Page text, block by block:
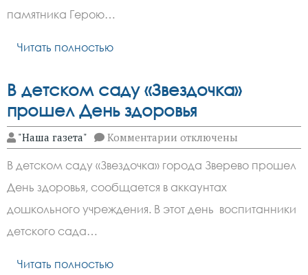
памятника Герою…
Читать полностью
В детском саду «Звездочка»
прошел День здоровья
"Наша газета" Комментарии к
записи
детском
саду
«Звездочка»
прошел
День
отключены
В детском саду «Звездочка» города Зверево прошел
День здоровья, сообщается в аккаунтах
дошкольного учреждения. В этот день воспитанники
детского сада…
Читать полностью